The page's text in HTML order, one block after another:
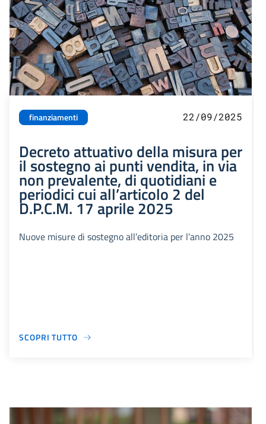
finanziamenti 22/09/2025
Decreto attuativo della misura per
il sostegno ai punti vendita, in via
non prevalente, di quotidiani e
periodici cui all’articolo 2 del
D.P.C.M. 17 aprile 2025
Nuove misure di sostegno all’editoria per l’anno 2025
SCOPRI TUTTO